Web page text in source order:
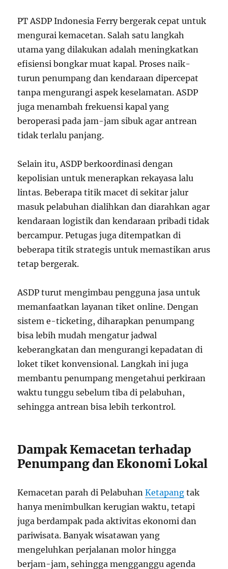
PT ASDP Indonesia Ferry bergerak cepat untuk
mengurai kemacetan. Salah satu langkah
utama yang dilakukan adalah meningkatkan
efisiensi bongkar muat kapal. Proses naik-
turun penumpang dan kendaraan dipercepat
tanpa mengurangi aspek keselamatan. ASDP
juga menambah frekuensi kapal yang
beroperasi pada jam-jam sibuk agar antrean
tidak terlalu panjang.
Selain itu, ASDP berkoordinasi dengan
kepolisian untuk menerapkan rekayasa lalu
lintas. Beberapa titik macet di sekitar jalur
masuk pelabuhan dialihkan dan diarahkan agar
kendaraan logistik dan kendaraan pribadi tidak
bercampur. Petugas juga ditempatkan di
beberapa titik strategis untuk memastikan arus
tetap bergerak.
ASDP turut mengimbau pengguna jasa untuk
memanfaatkan layanan tiket online. Dengan
sistem e-ticketing, diharapkan penumpang
bisa lebih mudah mengatur jadwal
keberangkatan dan mengurangi kepadatan di
loket tiket konvensional. Langkah ini juga
membantu penumpang mengetahui perkiraan
waktu tunggu sebelum tiba di pelabuhan,
sehingga antrean bisa lebih terkontrol.
Dampak Kemacetan terhadap
Penumpang dan Ekonomi Lokal
Kemacetan parah di PelabuhanKetapang tak
hanya menimbulkan kerugian waktu, tetapi
juga berdampak pada aktivitas ekonomi dan
pariwisata. Banyak wisatawan yang
mengeluhkan perjalanan molor hingga
berjam-jam, sehingga mengganggu agenda